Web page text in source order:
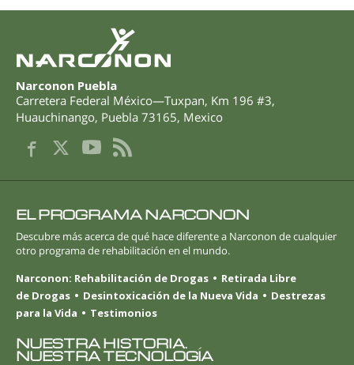
Narconon Puebla
Carretera Federal México—Tuxpan, Km 196 #3,
Huauchinango, Puebla 73165, Mexico
EL PROGRAMA NARCONON
Descubre más acerca de qué hace diferente a Narconon de cualquier
otro programa de rehabilitación en el mundo.
Narconon: Rehabilitación de Drogas
Retirada Libre
de Drogas
Desintoxicación de la Nueva Vida
Destrezas
para la Vida
Testimonios
NUESTRA HISTORIA.
NUESTRA TECNOLOGÍA